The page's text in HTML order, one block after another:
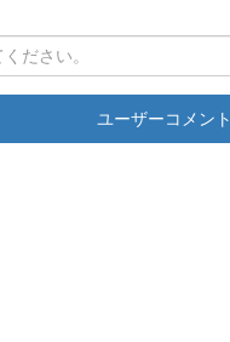
ユーザーコメント